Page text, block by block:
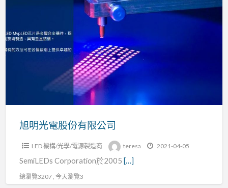
電
股
公
旭明光電股份有限公司
LED 機構/光學/電源製造商 teresa 2021-04-05
SemiLEDs Corporation於2005 […]
總瀏覽3207 , 今天瀏覽3